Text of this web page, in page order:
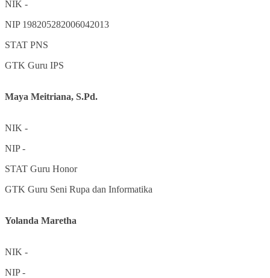
NIK -
NIP 198205282006042013
STAT PNS
GTK Guru IPS
Maya Meitriana, S.Pd.
NIK -
NIP-
STAT Guru Honor
GTK Guru Seni Rupa dan Informatika
Yolanda Maretha
NIK -
NIP-